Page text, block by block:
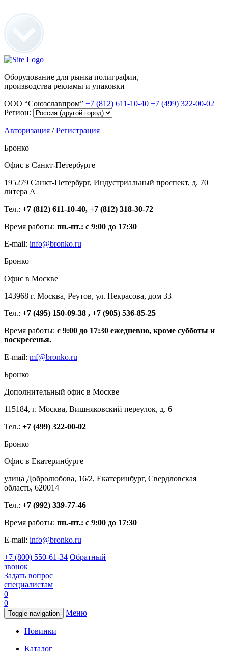
Оборудование для рынка полиграфии,
производства рекламы и упаковки
ООО “Союзславпром” +7 (812) 611-10-40 +7 (499) 322-00-02
Регион:
Авторизация /Регистрация
Бронко
Офис в Санкт-Петербурге
195279 Санкт-Петербург, Индустриальный проспект, д. 70
литера А
Тел.: +7 (812) 611-10-40, +7 (812) 318-30-72
Время работы: пн.-пт.: с 9:00 до 17:30
E-mail: info@bronko.ru
Бронко
Офис в Москве
143968 г. Москва, Реутов, ул. Некрасова, дом 33
Тел.: +7 (495) 150-09-38 , +7 (905) 536-85-25
Время работы: с 9:00 до 17:30 ежедневно, кроме субботы и
воскресенья.
E-mail: mf@bronko.ru
Бронко
Дополнительный офис в Москве
115184, г. Москва, Вишняковский переулок, д. 6
Тел.: +7 (499) 322-00-02
Бронко
Офис в Екатеринбурге
улица Добролюбова, 16/2, Екатеринбург, Свердловская
область, 620014
Тел.: +7 (992) 339-77-46
Время работы: пн.-пт.: с 9:00 до 17:30
E-mail: info@bronko.ru
+7 (800) 550-61-34 Обратный
звонок
Задать вопрос
специалистам
0
0
Toggle navigation Меню
Новинки
Каталог